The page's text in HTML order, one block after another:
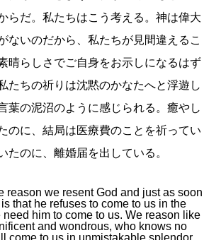
らだ。私たちはこう考える。神は偉大
ないのだから、私たちが見間違えるこ
晴らしさでご自身をお示しになるはず
たちの祈りは沈黙のかなたへと浮遊し
葉の泥沼のように感じられる。癒やし
のに、結局は医療費のことを祈ってい
たのに、離婚届を出している。
reason we resent God and just as soon
that he refuses to come to us in the
him to come to us. We reason like
and wondrous, who knows no
come to us in unmistakable splendor.